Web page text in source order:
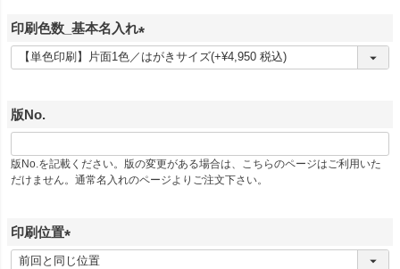
印刷色数_基本名入れ
(
必
版No.
版No.を記載ください。版の変更がある場合は、こちらのページはご利用いた
だけません。通常名入れのページよりご注文下さい。
印刷位置
(